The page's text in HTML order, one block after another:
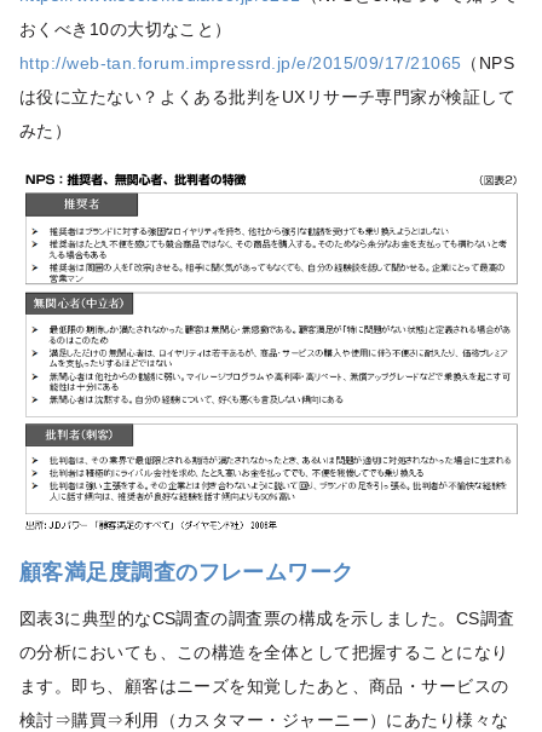
おくべき10の大切なこと）
http://web-tan.forum.impressrd.jp/e/2015/09/17/21065 （NPS
は役に立たない？よくある批判をUXリサーチ専門家が検証して
みた）
顧客満足度調査のフレームワーク
図表3に典型的なCS調査の調査票の構成を示しました。CS調査
の分析においても、この構造を全体として把握することになり
ます。即ち、顧客はニーズを知覚したあと、商品・サービスの
検討⇒購買⇒利用（カスタマー・ジャーニー）にあたり様々な